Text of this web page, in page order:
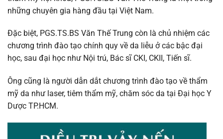
những chuyên gia hàng đầu tại Việt Nam.
Đặc biệt, PGS.TS.BS Văn Thế Trung còn là chủ nhiệm các
chương trình đào tạo chính quy về da liễu ở các bậc đại
học, sau đại học như Nội trú, Bác sĩ CKI, CKII, Tiến sĩ.
Ông cũng là người dẫn dắt chương trình đào tạo về thẩm
mỹ da như laser, tiêm thẩm mỹ, chăm sóc da tại Đại học Y
Dược TP.HCM.